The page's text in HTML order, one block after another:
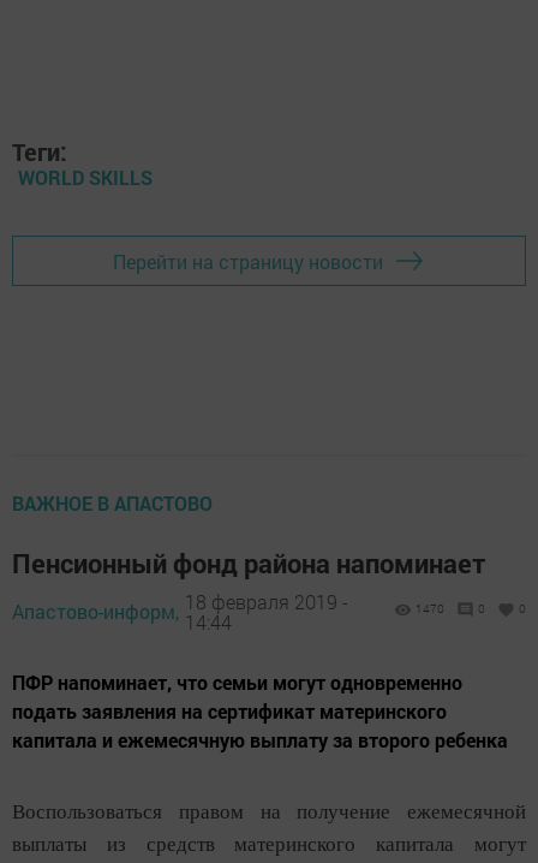
Теги:
WORLD SKILLS
Перейти на страницу новости
ВАЖНОЕ В АПАСТОВО
Пенсионный фонд района напоминает
Апастово-информ, 18 февраля 2019 -
14:44
1470 0 0
ПФР напоминает, что семьи могут одновременно
подать заявления на сертификат материнского
капитала и ежемесячную выплату за второго ребенка
Воспользоваться правом на получение ежемесячной
выплаты из средств материнского капитала могут